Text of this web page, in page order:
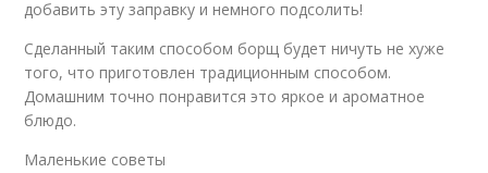
добавить эту заправку и немного подсолить!
Сделанный таким способом борщ будет ничуть не хуже
того, что приготовлен традиционным способом.
Домашним точно понравится это яркое и ароматное
блюдо.
Маленькие советы